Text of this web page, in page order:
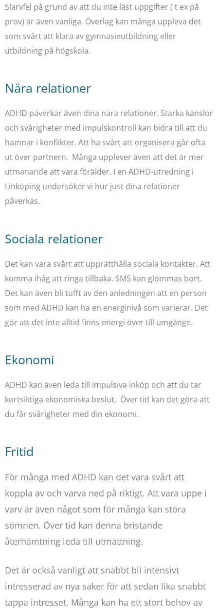
Slarvfel på grund av att du inte läst uppgifter ( t ex på
prov) är även vanliga. Överlag kan många uppleva det
som svårt att klara av gymnasieutbildning eller
utbildning på högskola.
Nära relationer
ADHD påverkar även dina nära relationer. Starka känslor
och svårigheter med impulskontroll kan bidra till att du
hamnar i konflikter. Att ha svårt att organisera går ofta
ut över partnern. Många upplever även att det är mer
utmanande att vara förälder. I en ADHD-utredning i
Linköping undersöker vi hur just dina relationer
påverkas.
Sociala relationer
Det kan vara svårt att upprätthålla sociala kontakter. Att
komma ihåg att ringa tillbaka. SMS kan glömmas bort.
Det kan även bli tufft av den anledningen att en person
som med ADHD kan ha en energinivå som varierar. Det
gör att det inte alltid finns energi över till umgänge.
Ekonomi
ADHD kan även leda till impulsiva inköp och att du tar
kortsiktiga ekonomiska beslut. Över tid kan det göra att
du får svårigheter med din ekonomi.
Fritid
För många med ADHD kan det vara svårt att
koppla av och varva ned på riktigt. Att vara uppe i
varv är även något som för många kan störa
sömnen. Över tid kan denna bristande
återhämtning leda till utmattning.
Det är också vanligt att snabbt bli intensivt
intresserad av nya saker för att sedan lika snabbt
tappa intresset. Många kan ha ett stort behov av